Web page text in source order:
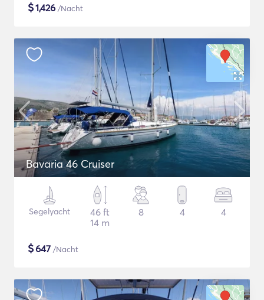
$1,426 /Nacht
Bavaria 46 Cruiser
Segelyacht
46 ft
14 m
8 4 4
$647 /Nacht